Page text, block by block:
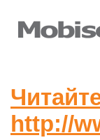
http://